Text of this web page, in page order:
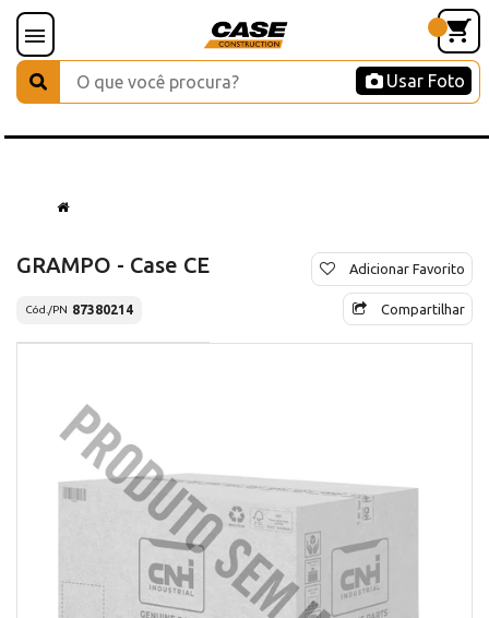
Usar Foto
GRAMPO - Case CE
Cód./PN 87380214
Adicionar Favorito
Compartilhar